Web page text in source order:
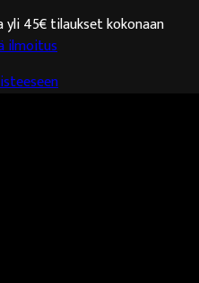
45€ tilaukset kokonaan
ilmoitus